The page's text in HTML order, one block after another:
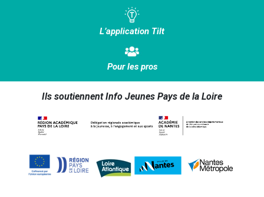
L’application Tilt
Pour les pros
Ils soutiennent Info Jeunes Pays de la Loire